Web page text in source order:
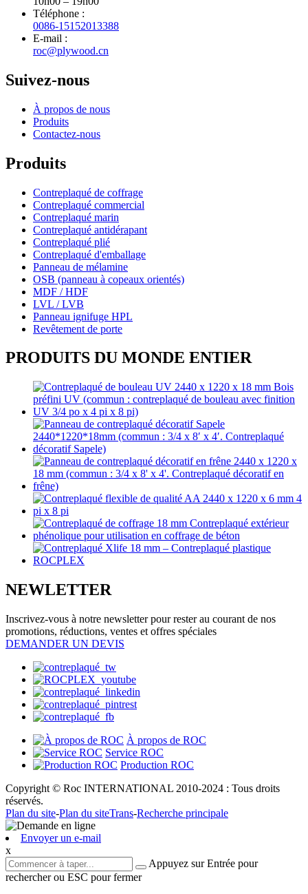
Téléphone :
0086-15152013388
E-mail :
roc@plywood.cn
Suivez-nous
À propos de nous
Produits
Contactez-nous
Produits
Contreplaqué de coffrage
Contreplaqué commercial
Contreplaqué marin
Contreplaqué antidérapant
Contreplaqué plié
Contreplaqué d'emballage
Panneau de mélamine
OSB (panneau à copeaux orientés)
MDF / HDF
LVL / LVB
Panneau ignifuge HPL
Revêtement de porte
PRODUITS DU MONDE ENTIER
NEWLETTER
Inscrivez-vous à notre newsletter pour rester au courant de nos
promotions, réductions, ventes et offres spéciales
DEMANDER UN DEVIS
À propos de ROC
Service ROC
Production ROC
Copyright © Roc INTERNATIONAL 2010-2024 : Tous droits
réservés.
Plan du site-Plan du siteTrans-Recherche principale
Envoyer un e-mail
x
Appuyez sur Entrée pour
rechercher ou ESC pour fermer